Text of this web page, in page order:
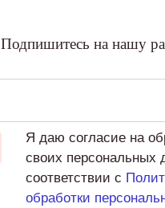
Подпишитесь на нашу
Я даю согласие на
своих персональных
соответствии с
обработки